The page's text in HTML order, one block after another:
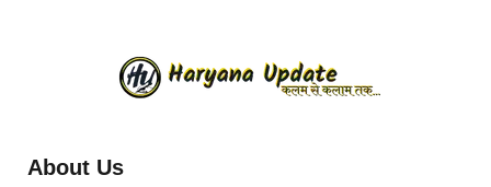
About Us